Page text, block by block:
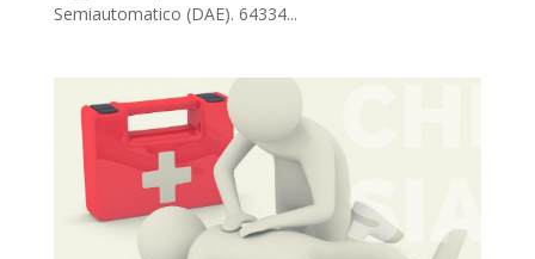
Semiautomatico (DAE). 64334...